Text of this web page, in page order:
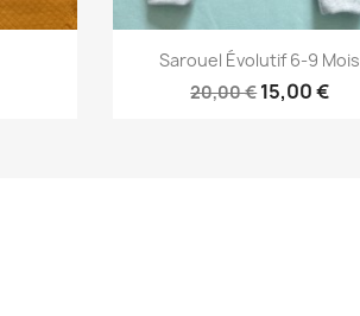
Aperçu rapide
Sarouel Évolutif 6-9 Mois
20,00 €15,00 €